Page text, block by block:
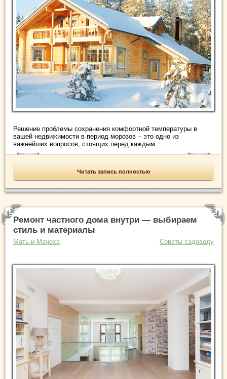
Решение проблемы сохранения комфортной температуры в
вашей недвижимости в период морозов – это одно из
важнейших вопросов, стоящих перед каждым ...
Читать запись полностью
Ремонт частного дома внутри — выбираем
стиль и материалы
Мать-и-Мачеха Советы садоводу